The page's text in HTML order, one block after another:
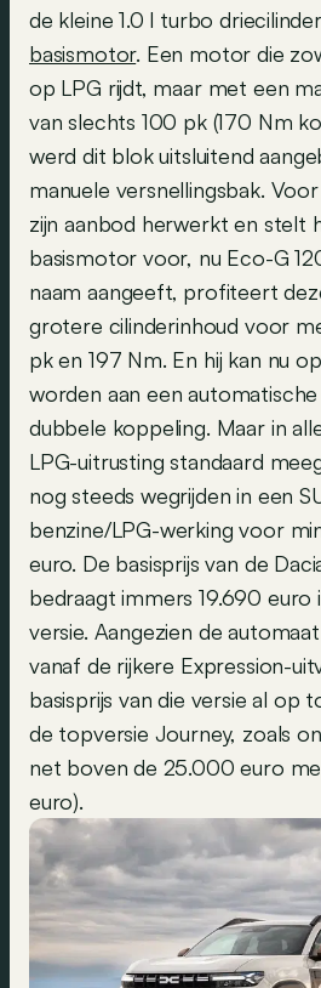
de kleine 1.0 l turbo driecilinder
basismotor. Een motor die
op LPG rijdt, maar met een
van slechts 100 pk (170 Nm
werd dit blok uitsluitend
manuele versnellingsbak.
zijn aanbod herwerkt en stelt
basismotor voor, nu Eco-G
naam aangeeft, profiteert
grotere cilinderinhoud voor
pk en 197 Nm. En hij kan nu
worden aan een
dubbele koppeling. Maar in
LPG-uitrusting standaard
nog steeds wegrijden in een
benzine/LPG-werking voor
euro. De basisprijs van de
bedraagt immers 19.690 euro
versie. Aangezien de
vanaf de rijkere Expression-
basisprijs van die versie al op
de topversie Journey, zoals
net boven de 25.000 euro
euro).